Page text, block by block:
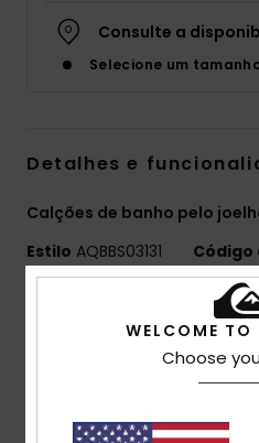
Consulte a
Selecione um
Detalhes e
Calções de banho pelo
Estilo AQBBS03131 Código
Coleção
Elástico em 4
Feito de garrafas de
WELCOME TO
Choose